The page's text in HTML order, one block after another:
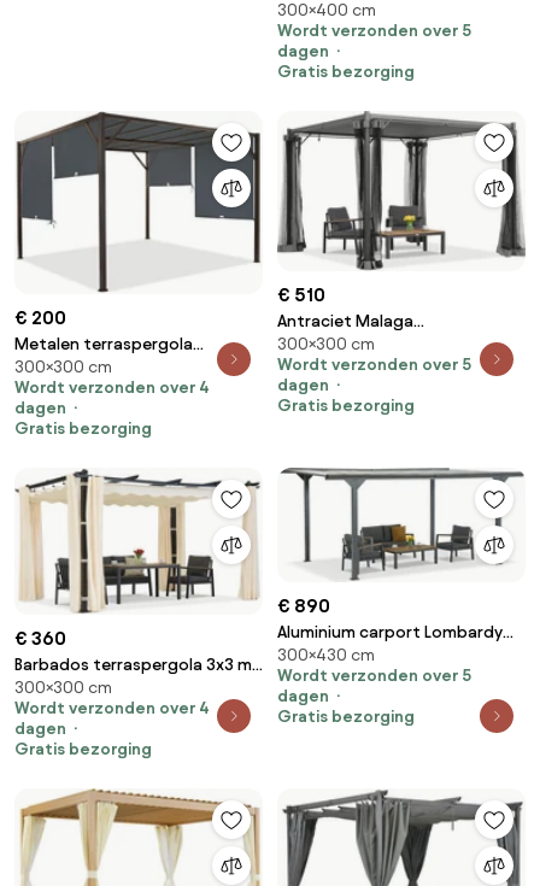
Tenerife 3 x 4 m crème
300×400 cm
Wordt verzonden over 5
dagen
Gratis bezorging
€ 200
Metalen terraspergola
Santorini 3 x 3 m bruin-
antraciet Garden Point
300×300 cm
Wordt verzonden over 4
dagen
Gratis bezorging
€ 510
Antraciet Malaga
terraspergola 3x3m met
muggengaas Garden Point
300×300 cm
Wordt verzonden over 5
dagen
Gratis bezorging
€ 360
Barbados terraspergola 3x3 m
met Garden Point gordijnen
antraciet beige
300×300 cm
Wordt verzonden over 4
dagen
Gratis bezorging
€ 890
Aluminium carport Lombardy
3x4.3 Tuinpunt antraciet
300×430 cm
Wordt verzonden over 5
dagen
Gratis bezorging